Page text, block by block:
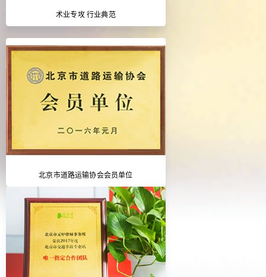
术业专攻 行业典范
北京市道路运输协会会员单位